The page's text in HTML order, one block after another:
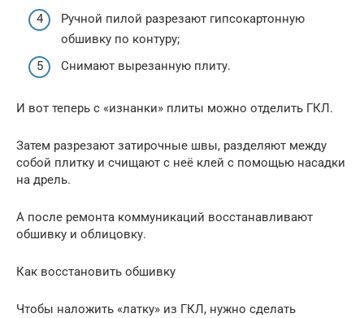
Ручной пилой разрезают гипсокартонную
обшивку по контуру;
Снимают вырезанную плиту.
И вот теперь с «изнанки» плиты можно отделить ГКЛ.
Затем разрезают затирочные швы, разделяют между
собой плитку и счищают с неё клей с помощью насадки
на дрель.
А после ремонта коммуникаций восстанавливают
обшивку и облицовку.
Как восстановить обшивку
Чтобы наложить «латку» из ГКЛ, нужно сделать